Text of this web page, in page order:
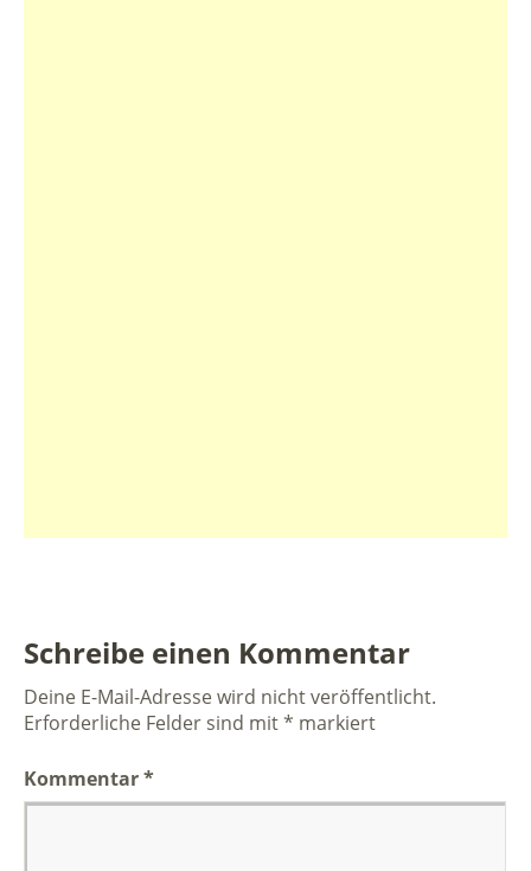
Schreibe einen Kommentar
Deine E-Mail-Adresse wird nicht veröffentlicht.
Erforderliche Felder sind mit* markiert
Kommentar*